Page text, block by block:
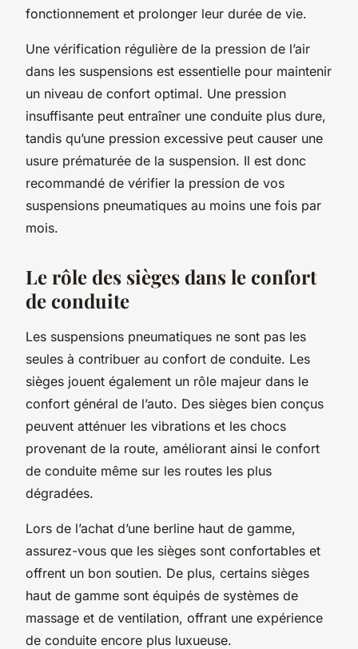
fonctionnement et prolonger leur durée de vie.
Une vérification régulière de la pression de l’air
dans les suspensions est essentielle pour maintenir
un niveau de confort optimal. Une pression
insuffisante peut entraîner une conduite plus dure,
tandis qu’une pression excessive peut causer une
usure prématurée de la suspension. Il est donc
recommandé de vérifier la pression de vos
suspensions pneumatiques au moins une fois par
mois.
Le rôle des sièges dans le confort
de conduite
Les suspensions pneumatiques ne sont pas les
seules à contribuer au confort de conduite. Les
sièges jouent également un rôle majeur dans le
confort général de l’auto. Des sièges bien conçus
peuvent atténuer les vibrations et les chocs
provenant de la route, améliorant ainsi le confort
de conduite même sur les routes les plus
dégradées.
Lors de l’achat d’une berline haut de gamme,
assurez-vous que les sièges sont confortables et
offrent un bon soutien. De plus, certains sièges
haut de gamme sont équipés de systèmes de
massage et de ventilation, offrant une expérience
de conduite encore plus luxueuse.